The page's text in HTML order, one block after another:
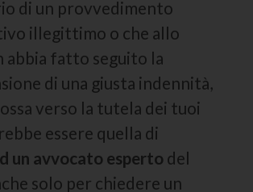
di un provvedimento
illegittimo o che allo
abbia fatto seguito la
di una giusta indennità,
verso la tutela dei tuoi
essere quella di
un avvocato esperto del
solo per chiedere un